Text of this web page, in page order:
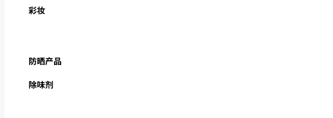
彩妆
防晒产品
除味剂